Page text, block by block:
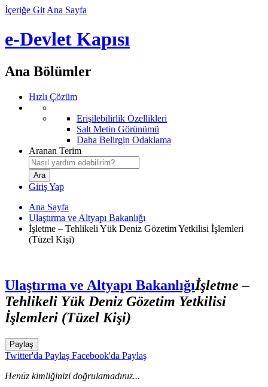
İçeriğe Git Ana Sayfa
e-Devlet Kapısı
Ana Bölümler
Hızlı Çözüm
Erişilebilirlik Özellikleri
Salt Metin Görünümü
Daha Belirgin Odaklama
Aranan Terim
Giriş Yap
Ana Sayfa
Ulaştırma ve Altyapı Bakanlığı
İşletme – Tehlikeli Yük Deniz Gözetim Yetkilisi İşlemleri
(Tüzel Kişi)
Ulaştırma ve Altyapı Bakanlığıİşletme –
Tehlikeli Yük Deniz Gözetim Yetkilisi
İşlemleri (Tüzel Kişi)
Paylaş
Twitter'da Paylaş Facebook'da Paylaş
Henüz kimliğinizi doğrulamadınız...